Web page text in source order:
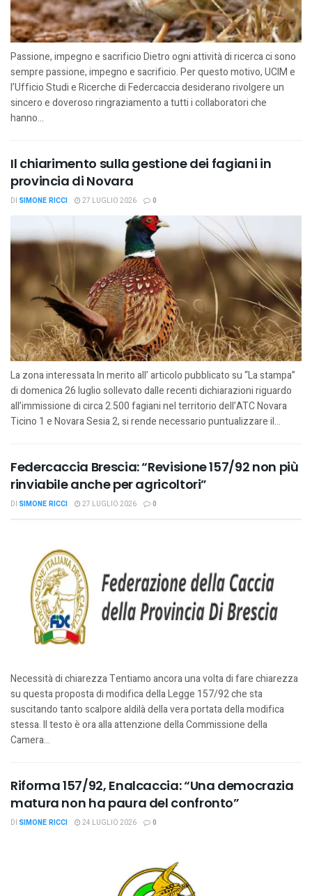
Passione, impegno e sacrificio Dietro ogni attività di ricerca ci sono
sempre passione, impegno e sacrificio. Per questo motivo, UCIM e
l’Ufficio Studi e Ricerche di Federcaccia desiderano rivolgere un
sincero e doveroso ringraziamento a tutti i collaboratori che
hanno...
Il chiarimento sulla gestione dei fagiani in
provincia di Novara
DI SIMONE RICCI 27 LUGLIO 2026 0
La zona interessata In merito all’ articolo pubblicato su “La stampa”
di domenica 26 luglio sollevato dalle recenti dichiarazioni riguardo
all’immissione di circa 2.500 fagiani nel territorio dell’ATC Novara
Ticino 1 e Novara Sesia 2, si rende necessario puntualizzare il...
Federcaccia Brescia: “Revisione 157/92 non più
rinviabile anche per agricoltori”
DI SIMONE RICCI 27 LUGLIO 2026 0
Necessità di chiarezza Tentiamo ancora una volta di fare chiarezza
su questa proposta di modifica della Legge 157/92 che sta
suscitando tanto scalpore aldilà della vera portata della modifica
stessa. Il testo è ora alla attenzione della Commissione della
Camera...
Riforma 157/92, Enalcaccia: “Una democrazia
matura non ha paura del confronto”
DI SIMONE RICCI 24 LUGLIO 2026 0